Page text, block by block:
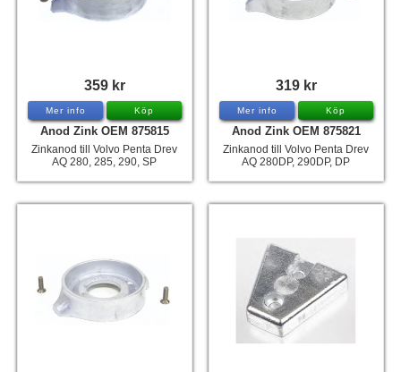
359 kr
Mer info Köp
Anod Zink OEM 875815
Zinkanod till Volvo Penta Drev
AQ 280, 285, 290, SP
319 kr
Mer info Köp
Anod Zink OEM 875821
Zinkanod till Volvo Penta Drev
AQ 280DP, 290DP, DP